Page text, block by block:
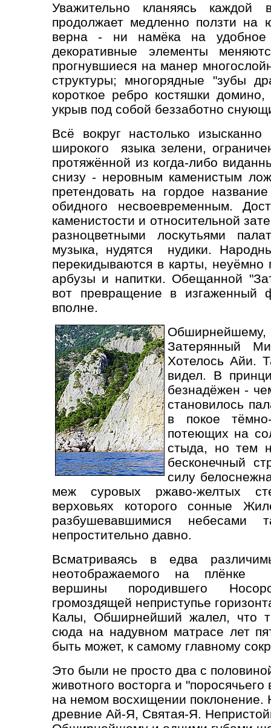
Уважительно кланяясь каждой
продолжает медленно ползти на
верна - ни намёка на удобное
декоративные элементы
прогнувшиеся на манер
структуры; многорядные "зубы
короткое ребро костяшки
укрыв под собой беззаботно
Всё вокруг настолько
широкого языка зелени,
протяжённой из когда-либо
снизу - неровным каменистым
претендовать на гордое
обидного несвоевременным.
каменистости и относительной
разноцветными лоскутьями
музыка, нудятся нудики.
перекидываются в карты, неуёмно
арбузы и напитки. Обещанной
вот превращение в изгаженный
вполне.
Обширнейшему,
Затерянный
Хотелось Айи.
видел. В
безнадёжен -
становилось
в покое
потеющих на
стыда, но тем
бесконечный
силу
меж суровых ржаво-желтых
верховьях которого сонные
разбушевавшимися
непростительно давно.
Всматриваясь в едва
неотображаемого на плёнке
вершины породившего
громоздящей неприступье
Калы, Обширнейший жалел, что
сюда на надувном матрасе лет
быть может, к самому главному
Это были не просто два с
животного восторга и
на немом восхищении поклонение.
древние Ай-Я, Святая-Я.